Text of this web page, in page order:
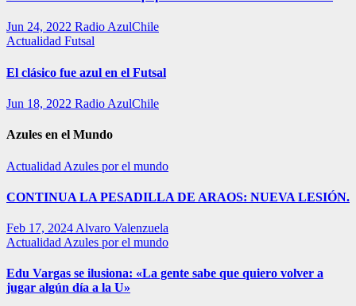
Jun 24, 2022 Radio AzulChile
Actualidad Futsal
El clásico fue azul en el Futsal
Jun 18, 2022 Radio AzulChile
Azules en el Mundo
Actualidad Azules por el mundo
CONTINUA LA PESADILLA DE ARAOS: NUEVA LESIÓN.
Feb 17, 2024 Alvaro Valenzuela
Actualidad Azules por el mundo
Edu Vargas se ilusiona: «La gente sabe que quiero volver a
jugar algún día a la U»